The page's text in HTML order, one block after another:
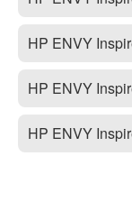
HP ENVY
HP ENVY
HP ENVY